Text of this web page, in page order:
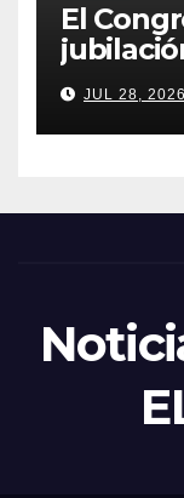
El
sector
JUL 28, 2026